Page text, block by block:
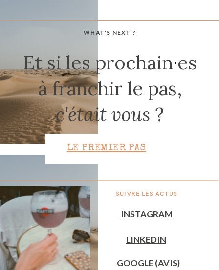
WHAT'S NEXT ?
SUIVRE LES ACTUS
Et si les prochain·es
à franchir le pas,
c'était vous ?
INSTAGRAM
GOOGLE (AVIS)
LINKEDIN
LE PREMIER PAS
CONTACT